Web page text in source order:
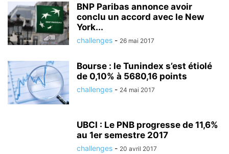
BNP Paribas annonce avoir
conclu un accord avec le New
York...
challenges - 26 mai 2017
Bourse : le Tunindex s’est étiolé
de 0,10% à 5680,16 points
challenges - 24 mai 2017
UBCI : Le PNB progresse de 11,6%
au 1er semestre 2017
challenges - 20 avril 2017